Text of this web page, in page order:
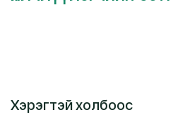
Хэрэгтэй холбоос